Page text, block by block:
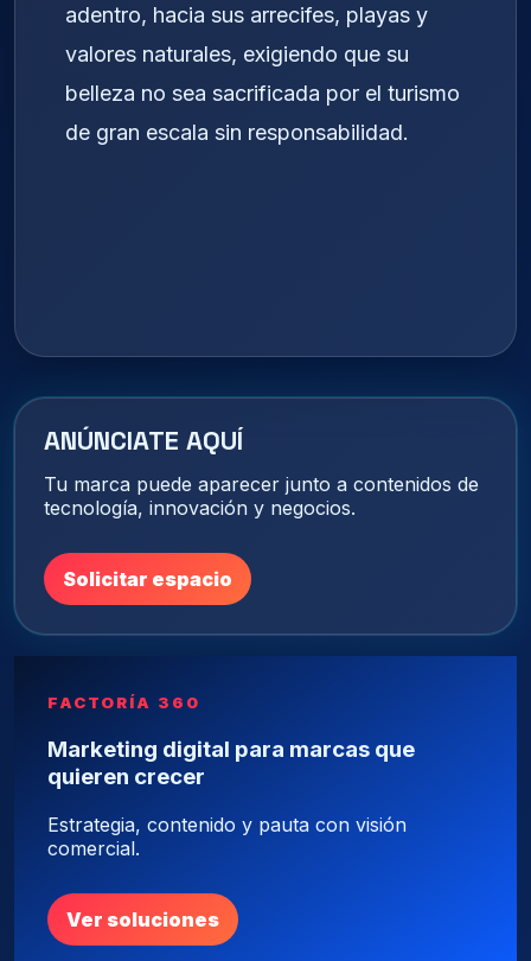
adentro, hacia sus arrecifes, playas y
valores naturales, exigiendo que su
belleza no sea sacrificada por el turismo
de gran escala sin responsabilidad.
ANÚNCIATE AQUÍ
Tu marca puede aparecer junto a contenidos de
tecnología, innovación y negocios.
Solicitar espacio
FACTORÍA 360
Marketing digital para marcas que
quieren crecer
Estrategia, contenido y pauta con visión
comercial.
Ver soluciones